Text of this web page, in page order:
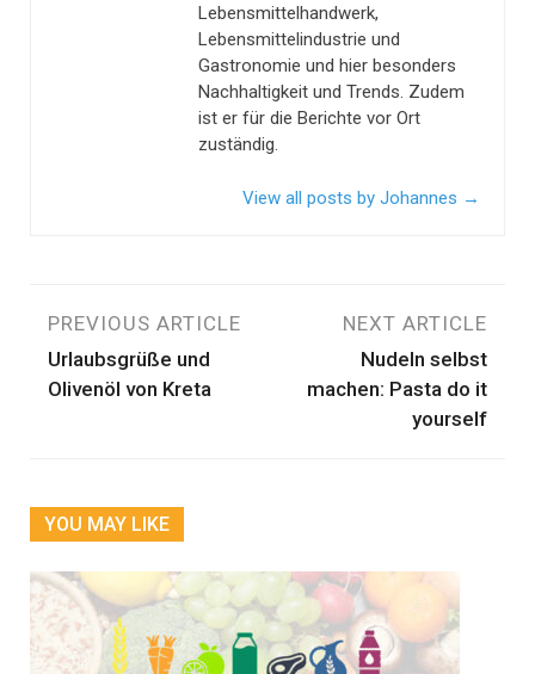
Lebensmittelhandwerk,
Lebensmittelindustrie und
Gastronomie und hier besonders
Nachhaltigkeit und Trends. Zudem
ist er für die Berichte vor Ort
zuständig.
View all posts by Johannes →
Beitragsnavigation
PREVIOUS ARTICLE
Urlaubsgrüße und
Olivenöl von Kreta
NEXT ARTICLE
Nudeln selbst
machen: Pasta do it
yourself
YOU MAY LIKE